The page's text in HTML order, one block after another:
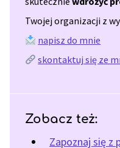
Twojej organizacji z
napisz do mnie
skontaktuj się ze
Zobacz też:
Zapoznaj się z